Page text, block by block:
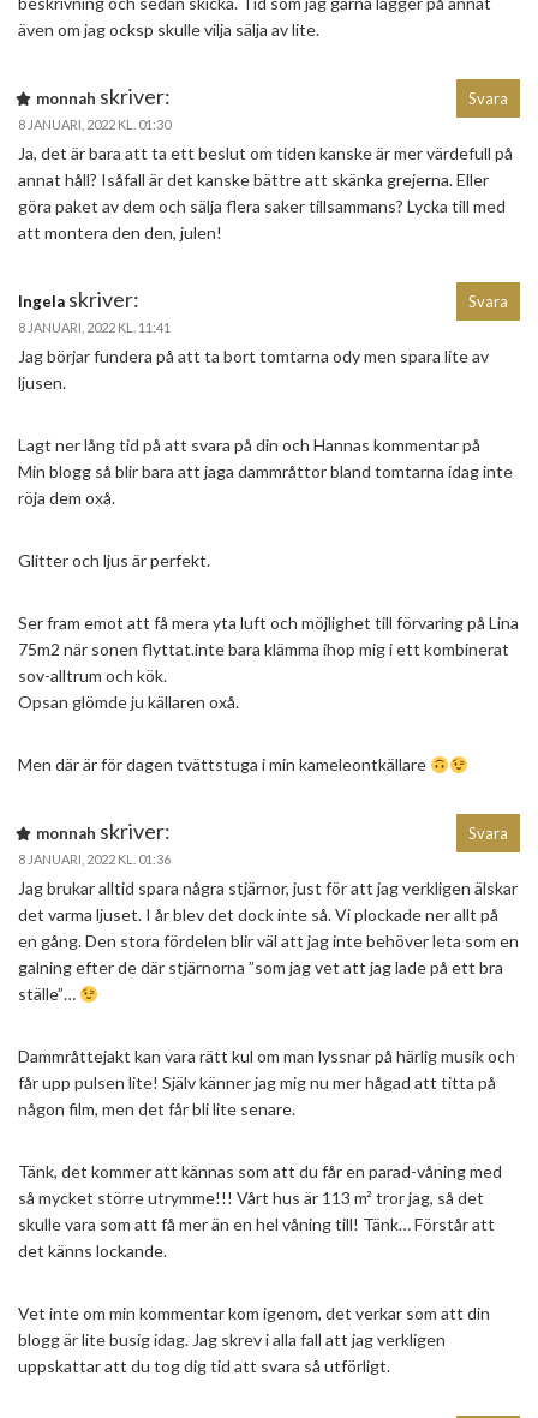
även om jag ocksp skulle vilja sälja av lite.
monnah skriver:
8 JANUARI, 2022 KL. 01:30
Ja, det är bara att ta ett beslut om tiden kanske är mer värdefull på
annat håll? Isåfall är det kanske bättre att skänka grejerna. Eller
göra paket av dem och sälja flera saker tillsammans? Lycka till med
att montera den den, julen!
Svara
Ingela skriver:
8 JANUARI, 2022 KL. 11:41
Jag börjar fundera på att ta bort tomtarna ody men spara lite av
ljusen.
Lagt ner lång tid på att svara på din och Hannas kommentar på
Min blogg så blir bara att jaga dammråttor bland tomtarna idag inte
röja dem oxå.
Glitter och ljus är perfekt.
Ser fram emot att få mera yta luft och möjlighet till förvaring på Lina
75m2 när sonen flyttat.inte bara klämma ihop mig i ett kombinerat
sov-alltrum och kök.
Opsan glömde ju källaren oxå.
Men där är för dagen tvättstuga i min kameleontkällare
Svara
monnah skriver:
8 JANUARI, 2022 KL. 01:36
Jag brukar alltid spara några stjärnor, just för att jag verkligen älskar
det varma ljuset. I år blev det dock inte så. Vi plockade ner allt på
en gång. Den stora fördelen blir väl att jag inte behöver leta som en
galning efter de där stjärnorna ”som jag vet att jag lade på ett bra
ställe”…
Dammråttejakt kan vara rätt kul om man lyssnar på härlig musik och
får upp pulsen lite! Själv känner jag mig nu mer hågad att titta på
någon film, men det får bli lite senare.
Tänk, det kommer att kännas som att du får en parad-våning med
så mycket större utrymme!!! Vårt hus är 113 m² tror jag, så det
skulle vara som att få mer än en hel våning till! Tänk… Förstår att
det känns lockande.
Vet inte om min kommentar kom igenom, det verkar som att din
blogg är lite busig idag. Jag skrev i alla fall att jag verkligen
uppskattar att du tog dig tid att svara så utförligt.
Svara